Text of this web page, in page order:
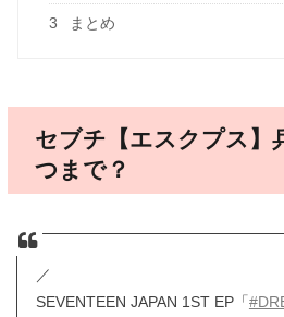
3 まとめ
セブチ【エスクプス】
つまで？
／
SEVENTEEN JAPAN 1ST EP「